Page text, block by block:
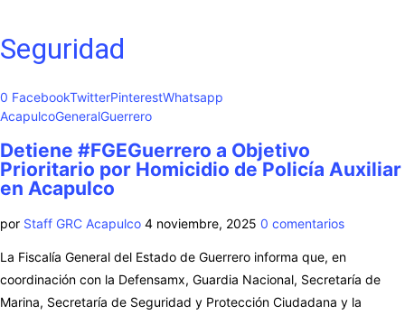
Seguridad
0 FacebookTwitterPinterestWhatsapp
AcapulcoGeneralGuerrero
Detiene #FGEGuerrero a Objetivo
Prioritario por Homicidio de Policía Auxiliar
en Acapulco
por Staff GRC Acapulco 4 noviembre, 2025 0 comentarios
La Fiscalía General del Estado de Guerrero informa que, en
coordinación con la Defensamx, Guardia Nacional, Secretaría de
Marina, Secretaría de Seguridad y Protección Ciudadana y la